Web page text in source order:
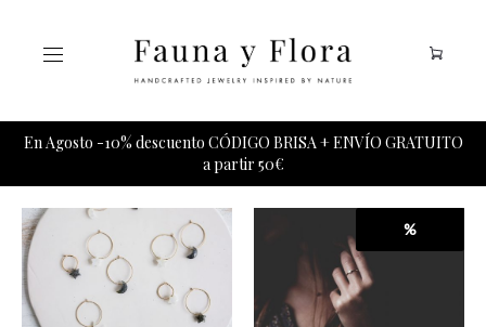
En Agosto -10% descuento CÓDIGO BRISA + ENVÍO GRATUITO
a partir 50€
%